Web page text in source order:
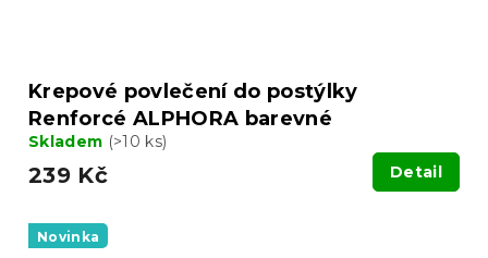
Krepové povlečení do postýlky
Renforcé ALPHORA barevné
Skladem (>10 ks)
239 Kč Detail
Novinka